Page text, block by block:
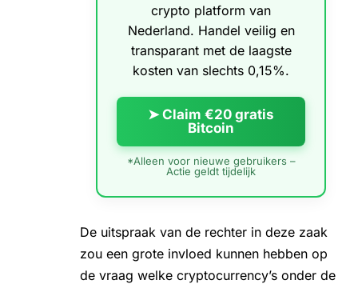
crypto platform van
Nederland. Handel veilig en
transparant met de laagste
kosten van slechts 0,15%.
➤ Claim €20 gratis
Bitcoin
*Alleen voor nieuwe gebruikers –
Actie geldt tijdelijk
De uitspraak van de rechter in deze zaak
zou een grote invloed kunnen hebben op
de vraag welke cryptocurrency’s onder de